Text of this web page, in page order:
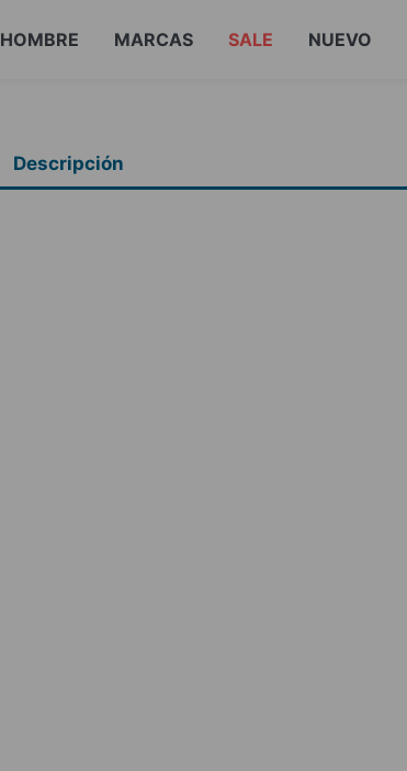
HOMBRE MARCAS SALE NUEVO
Descripción